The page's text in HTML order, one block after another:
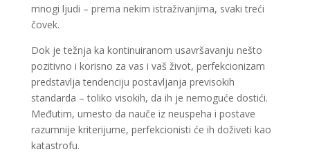
mnogi ljudi – prema nekim istraživanjima, svaki treći
čovek.
Dok je težnja ka kontinuiranom usavršavanju nešto
pozitivno i korisno za vas i vaš život, perfekcionizam
predstavlja tendenciju postavljanja previsokih
standarda – toliko visokih, da ih je nemoguće dostići.
Međutim, umesto da nauče iz neuspeha i postave
razumnije kriterijume, perfekcionisti će ih doživeti kao
katastrofu.